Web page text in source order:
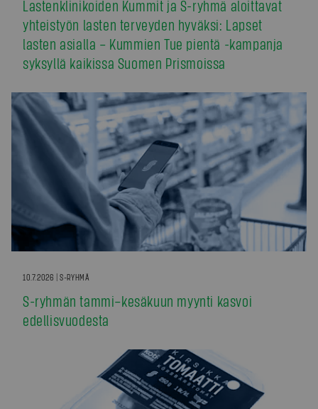
Lastenklinikoiden Kummit ja S-ryhmä aloittavat
yhteistyön lasten terveyden hyväksi: Lapset
lasten asialla – Kummien Tue pientä -kampanja
syksyllä kaikissa Suomen Prismoissa
10.7.2026 | S-RYHMÄ
S-ryhmän tammi–kesäkuun myynti kasvoi
edellisvuodesta